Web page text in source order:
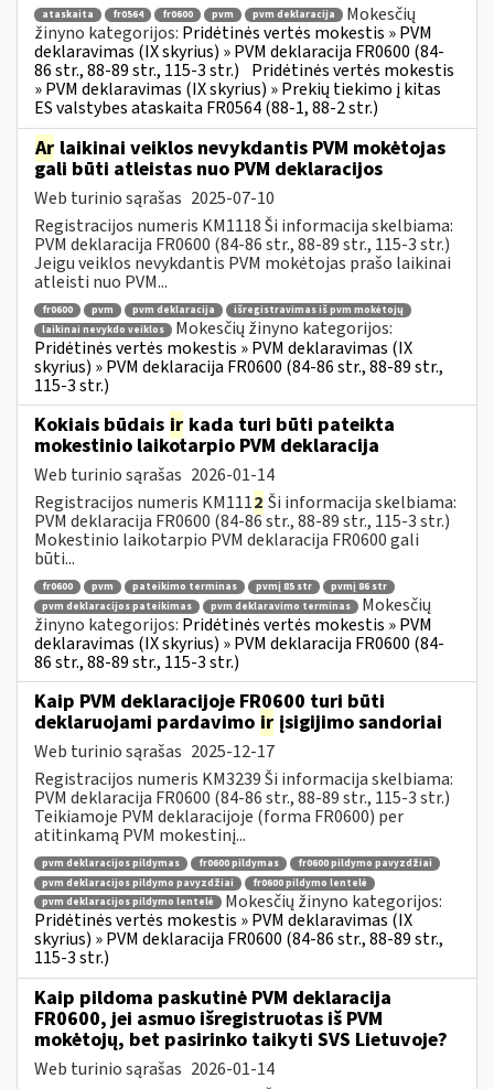
ataskaita fr0564 fr0600 pvm pvm deklaracija
Mokesčių
žinyno kategorijos: Pridėtinės vertės mokestis » PVM
deklaravimas (IX skyrius) » PVM deklaracija FR0600 (84-
86 str., 88-89 str., 115-3 str.) Pridėtinės vertės mokestis
» PVM deklaravimas (IX skyrius) » Prekių tiekimo į kitas
ES valstybes ataskaita FR0564 (88-1, 88-2 str.)
Ar laikinai veiklos nevykdantis PVM mokėtojas
gali būti atleistas nuo PVM deklaracijos
Web turinio sąrašas 2025-07-10
Registracijos numeris KM1118 Ši informacija skelbiama:
PVM deklaracija FR0600 (84-86 str., 88-89 str., 115-3 str.)
Jeigu veiklos nevykdantis PVM mokėtojas prašo laikinai
atleisti nuo PVM...
fr0600 pvm pvm deklaracija
išregistravimas iš pvm mokėtojų
laikinai nevykdo veiklos
Mokesčių žinyno kategorijos:
Pridėtinės vertės mokestis » PVM deklaravimas (IX
skyrius) » PVM deklaracija FR0600 (84-86 str., 88-89 str.,
115-3 str.)
Kokiais būdais ir kada turi būti pateikta
mokestinio laikotarpio PVM deklaracija
Web turinio sąrašas 2026-01-14
Registracijos numeris KM1112 Ši informacija skelbiama:
PVM deklaracija FR0600 (84-86 str., 88-89 str., 115-3 str.)
Mokestinio laikotarpio PVM deklaracija FR0600 gali
būti...
fr0600 pvm pateikimo terminas pvmį 85 str
pvmį 86 str
pvm deklaracijos pateikimas
pvm deklaravimo terminas
Mokesčių
žinyno kategorijos: Pridėtinės vertės mokestis » PVM
deklaravimas (IX skyrius) » PVM deklaracija FR0600 (84-
86 str., 88-89 str., 115-3 str.)
Kaip PVM deklaracijoje FR0600 turi būti
deklaruojami pardavimo ir įsigijimo sandoriai
Web turinio sąrašas 2025-12-17
Registracijos numeris KM3239 Ši informacija skelbiama:
PVM deklaracija FR0600 (84-86 str., 88-89 str., 115-3 str.)
Teikiamoje PVM deklaracijoje (forma FR0600) per
atitinkamą PVM mokestinį...
pvm deklaracijos pildymas fr0600 pildymas
fr0600 pildymo pavyzdžiai
pvm deklaracijos pildymo pavyzdžiai
fr0600 pildymo lentelė
pvm deklaracijos pildymo lentelė
Mokesčių žinyno kategorijos:
Pridėtinės vertės mokestis » PVM deklaravimas (IX
skyrius) » PVM deklaracija FR0600 (84-86 str., 88-89 str.,
115-3 str.)
Kaip pildoma paskutinė PVM deklaracija
FR0600, jei asmuo išregistruotas iš PVM
mokėtojų, bet pasirinko taikyti SVS Lietuvoje?
Web turinio sąrašas 2026-01-14